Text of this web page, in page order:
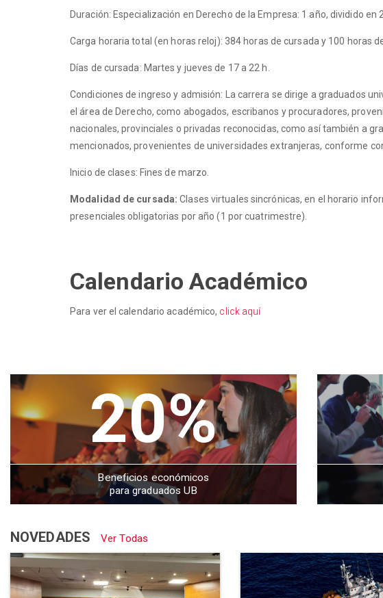
Duración: Especialización en Derecho de la Empresa: 1 año, dividido en
Carga horaria total (en horas reloj): 384 horas de cursada y 100 horas
Días de cursada: Martes y jueves de 17 a 22 h.
Condiciones de ingreso y admisión: La carrera se dirige a graduados
el área de Derecho, como abogados, escribanos y procuradores,
nacionales, provinciales o privadas reconocidas, como así también a
mencionados, provenientes de universidades extranjeras, conforme
Inicio de clases: Fines de marzo.
Modalidad de cursada: Clases virtuales sincrónicas, en el horario
presenciales obligatorias por año (1 por cuatrimestre).
Calendario Académico
Para ver el calendario académico, click aquí
20%
Beneficios económicos
para graduados UB
NOVEDADES Ver Todas